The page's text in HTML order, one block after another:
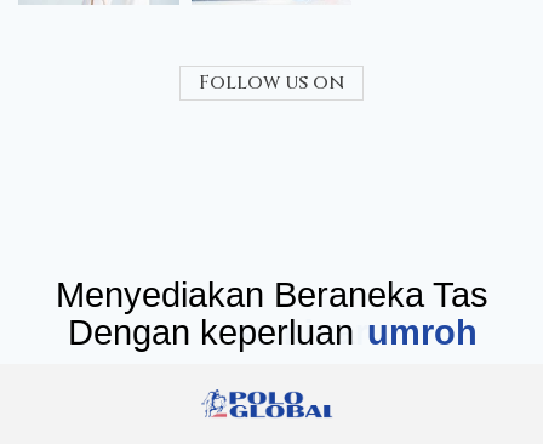
Follow us on
Menyediakan Beraneka Tas
Dengan keperluan
seminar